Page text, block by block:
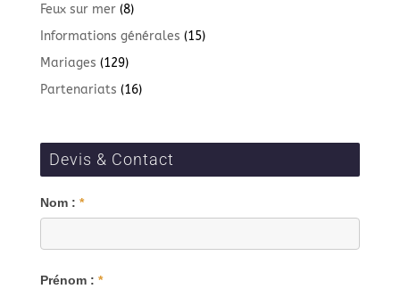
Feux sur mer(8)
Informations générales (15)
Mariages (129)
Partenariats (16)
Devis & Contact
Blog
Nom : *
Prénom : *